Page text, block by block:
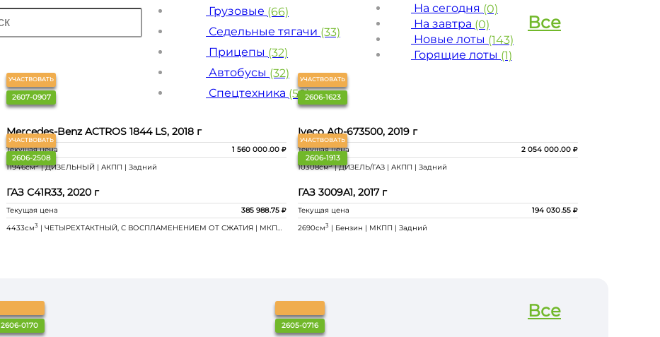
Грузовые (66)
Седельные тягачи (33)
Прицепы (32)
Автобусы (32)
Спецтехника (50)
На сегодня (0)
На завтра (0)
Новые лоты (143)
Горящие лоты (1)
Все
УЧАСТВОВАТЬ
2607-0907
Mercedes-Benz ACTROS 1844 LS, 2018 г
Текущая цена 1 560 000.00
11946см3| ДИЗЕЛЬНЫЙ | АКПП | Задний
УЧАСТВОВАТЬ
2606-1623
Iveco АФ-673500, 2019 г
Текущая цена 2 054 000.00
10308см3| ДИЗЕЛЬ/ГАЗ | АКПП | Задний
УЧАСТВОВАТЬ
2606-2508
ГАЗ С41R33, 2020 г
Текущая цена 385 988.75
4433см3 | ЧЕТЫРЕХТАКТНЫЙ, С ВОСПЛАМЕНЕНИЕМ ОТ СЖАТИЯ | МКПП | Задний
УЧАСТВОВАТЬ
2606-1913
ГАЗ 3009A1, 2017 г
Текущая цена 194 030.55
2690см3 | Бензин | МКПП | Задний
Все
2606-0170 2605-0716